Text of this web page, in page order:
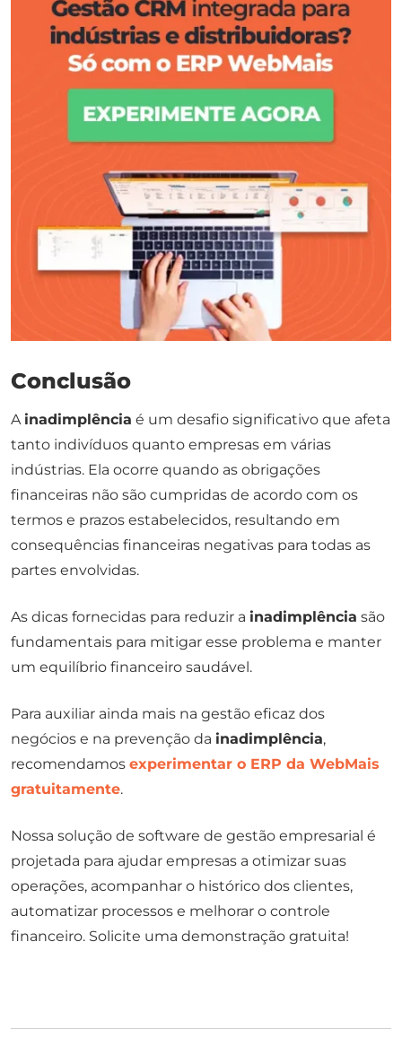
Conclusão
A inadimplência é um desafio significativo que afeta
tanto indivíduos quanto empresas em várias
indústrias. Ela ocorre quando as obrigações
financeiras não são cumpridas de acordo com os
termos e prazos estabelecidos, resultando em
consequências financeiras negativas para todas as
partes envolvidas.
As dicas fornecidas para reduzir a inadimplência são
fundamentais para mitigar esse problema e manter
um equilíbrio financeiro saudável.
Para auxiliar ainda mais na gestão eficaz dos
negócios e na prevenção da inadimplência,
recomendamos experimentar o ERP da WebMais
gratuitamente.
Nossa solução de software de gestão empresarial é
projetada para ajudar empresas a otimizar suas
operações, acompanhar o histórico dos clientes,
automatizar processos e melhorar o controle
financeiro. Solicite uma demonstração gratuita!